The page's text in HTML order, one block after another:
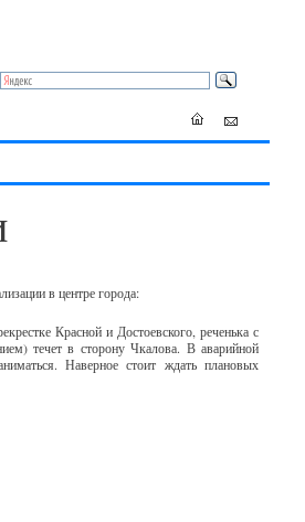
в центре города:
Красной и Достоевского, реченька с
течет в сторону Чкалова. В аварийной
Наверное стоит ждать плановых